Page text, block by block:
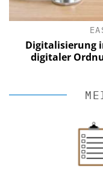
Digitalisierung
digitaler